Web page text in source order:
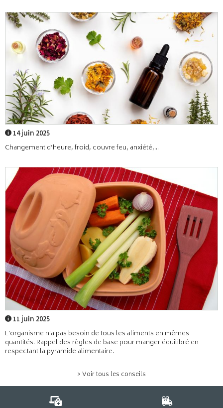
14 juin 2025
Changement d’heure, froid, couvre feu, anxiété,...
11 juin 2025
L'organisme n'a pas besoin de tous les aliments en mêmes
quantités. Rappel des règles de base pour manger équilibré en
respectant la pyramide alimentaire.
> Voir tous les conseils